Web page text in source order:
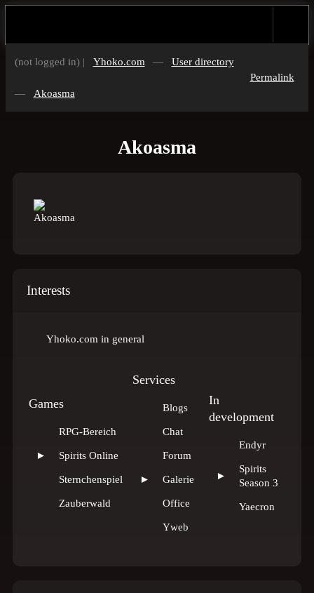
(not logged in) | Yhoko.com — User directory
— Akoasma
Permalink
Akoasma
Interests
Yhoko.com in general
Games
RPG-Bereich
► Spirits Online
Sternchenspiel
Zauberwald
Services
Blogs
Chat
Forum
► Galerie
Office
Yweb
In
development
Endyr
►
Spirits
Season 3
Yaecron